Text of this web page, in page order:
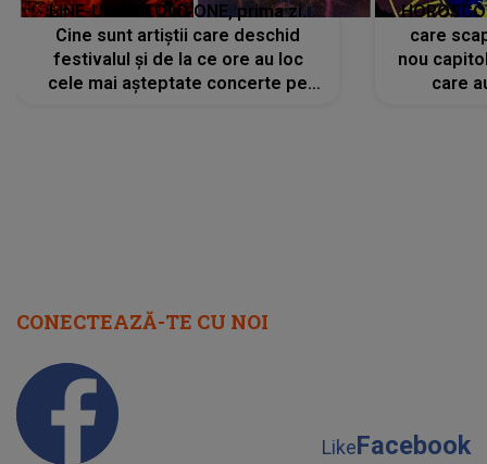
LINE-UP UNTOLD ONE, prima zi.
Cine sunt artiștii care deschid
festivalul și de la ce ore au loc
cele mai așteptate concerte pe
care
nou
care
CONECTEAZĂ-TE CU NOI
LikeFacebook